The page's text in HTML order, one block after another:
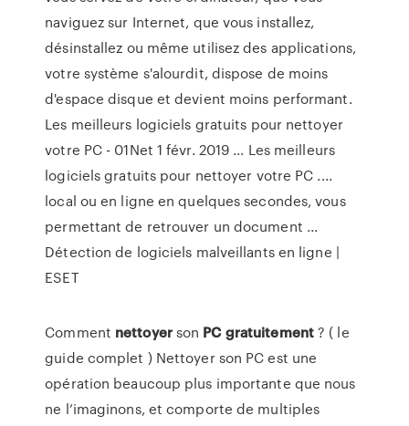
naviguez sur Internet, que vous installez,
désinstallez ou même utilisez des applications,
votre système s'alourdit, dispose de moins
d'espace disque et devient moins performant.
Les meilleurs logiciels gratuits pour nettoyer
votre PC - 01Net 1 févr. 2019 ... Les meilleurs
logiciels gratuits pour nettoyer votre PC ....
local ou en ligne en quelques secondes, vous
permettant de retrouver un document ...
Détection de logiciels malveillants en ligne |
ESET
Comment nettoyerson PC gratuitement? ( le
guide complet ) Nettoyer son PC est une
opération beaucoup plus importante que nous
ne l’imaginons, et comporte de multiples